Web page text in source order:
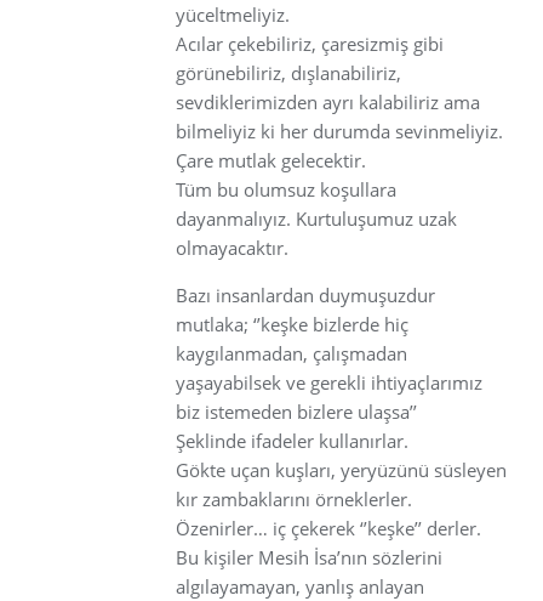
yüceltmeliyiz.
Acılar çekebiliriz, çaresizmiş gibi
görünebiliriz, dışlanabiliriz,
sevdiklerimizden ayrı kalabiliriz ama
bilmeliyiz ki her durumda sevinmeliyiz.
Çare mutlak gelecektir.
Tüm bu olumsuz koşullara
dayanmalıyız. Kurtuluşumuz uzak
olmayacaktır.
Bazı insanlardan duymuşuzdur
mutlaka; ‘’keşke bizlerde hiç
kaygılanmadan, çalışmadan
yaşayabilsek ve gerekli ihtiyaçlarımız
biz istemeden bizlere ulaşsa’’
Şeklinde ifadeler kullanırlar.
Gökte uçan kuşları, yeryüzünü süsleyen
kır zambaklarını örneklerler.
Özenirler… iç çekerek ‘’keşke’’ derler.
Bu kişiler Mesih İsa’nın sözlerini
algılayamayan, yanlış anlayan